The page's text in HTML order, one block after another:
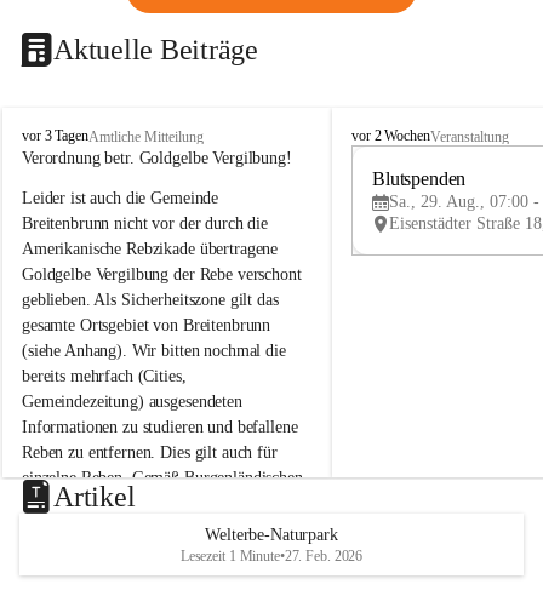
Aktuelle Beiträge
B
r
i
t
e
n
b
r
u
n
n
a
m
N
e
u
s
d
vor 3 TagenAmtliche Mitteilung
Verordnung betr. Goldgelbe Vergilbung!
Leider ist auch die Gemeinde
Breitenbrunn nicht vor der durch die
Amerikanische Rebzikade übertragene
Goldgelbe Vergilbung der Rebe verschont
geblieben. Als Sicherheitszone gilt das
gesamte Ortsgebiet von Breitenbrunn
(siehe Anhang). Wir bitten nochmal die
bereits mehrfach (Cities,
Gemeindezeitung) ausgesendeten
Informationen zu studieren und befallene
Reben zu entfernen. Dies gilt auch für
einzelne Reben. Gemäß Burgenländischen
Weinbaugesetz sind nicht gepflegte oder
unzulässige Weingärten zu roden! Bitte
helfen wir zusammen um unsere Winzer
vor den prognostizierten Ernteausfällen
B
e
u
e
d
vor 2 WochenVeranstaltung
Blutspenden
Sa., 29. Aug., 07:00 -
Artikel
Welterbe-Naturpark
Lesezeit 1 Minute•27. Feb. 2026